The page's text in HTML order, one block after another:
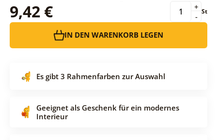
9,42 € -
+ St
IN DEN WARENKORB LEGEN
Es gibt 3 Rahmenfarben zur Auswahl
Geeignet als Geschenk für ein modernes
Interieur